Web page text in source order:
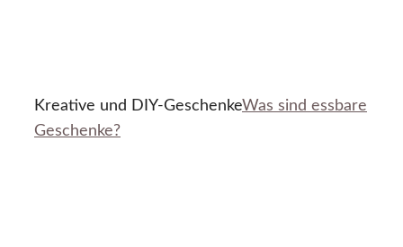
Kreative und DIY-GeschenkeWas sind essbare
Geschenke?